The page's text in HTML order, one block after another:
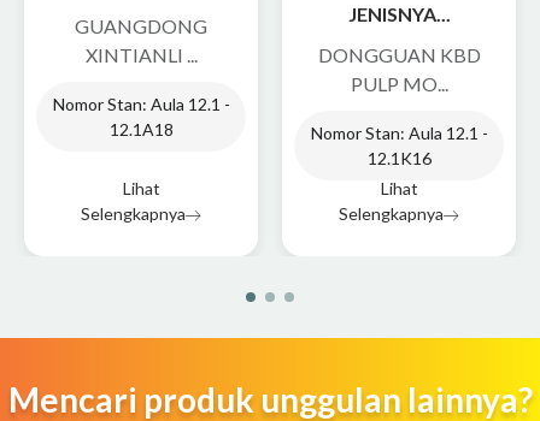
GUANGDONG
XINTIANLI ...
Nomor Stan: Aula 12.1 -
12.1A18
Lihat
Selengkapnya
JENISNYA...
DONGGUAN KBD
PULP MO...
Nomor Stan: Aula 12.1 -
12.1K16
Lihat
Selengkapnya
Mencari produk unggulan lainnya?